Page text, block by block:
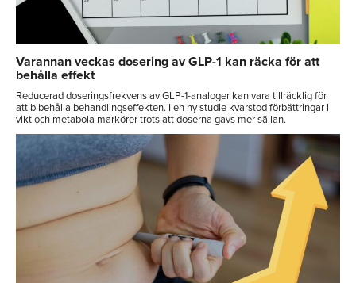
Varannan veckas dosering av GLP-1 kan räcka för att
behålla effekt
Reducerad doseringsfrekvens av GLP-1-analoger kan vara tillräcklig för
att bibehålla behandlingseffekten. I en ny studie kvarstod förbättringar i
vikt och metabola markörer trots att doserna gavs mer sällan.